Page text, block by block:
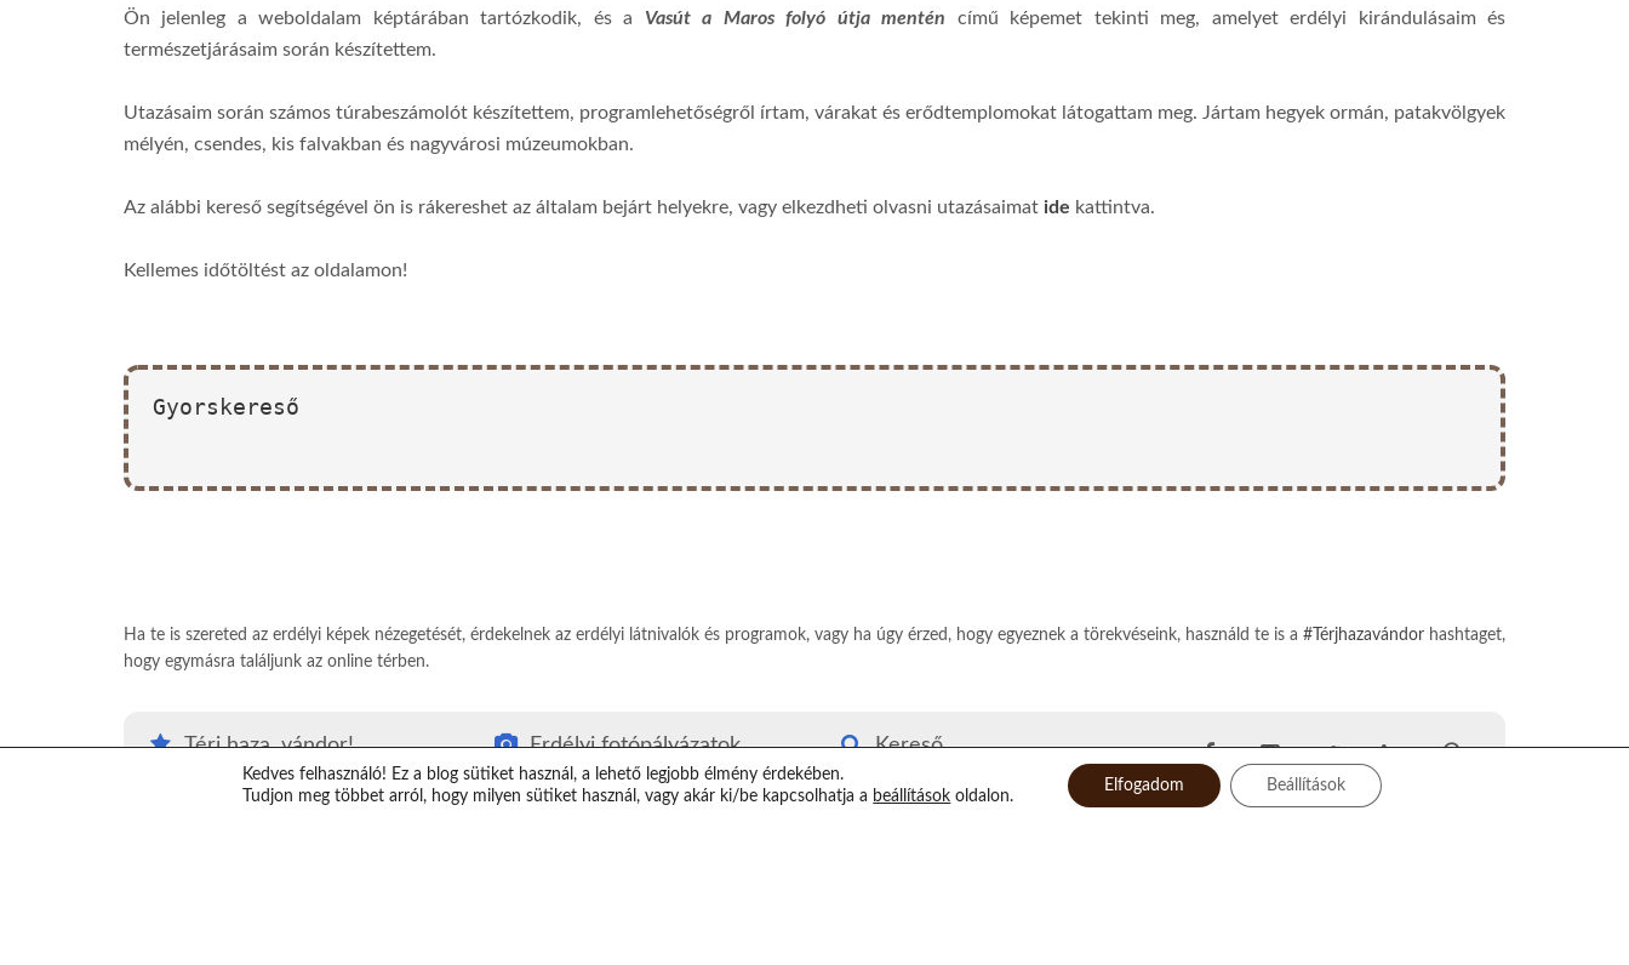
Ön jelenleg a weboldalam képtárában tartózkodik, és a Vasút a Maros folyó útja mentén című képemet tekinti meg, amelyet erdélyi kirándulásaim és
természetjárásaim során készítettem.
Utazásaim során számos túrabeszámolót készítettem, programlehetőségről írtam, várakat és erődtemplomokat látogattam meg. Jártam hegyek ormán, patakvölgyek
mélyén, csendes, kis falvakban és nagyvárosi múzeumokban.
Az alábbi kereső segítségével ön is rákereshet az általam bejárt helyekre, vagy elkezdheti olvasni utazásaimat ide kattintva.
Kellemes időtöltést az oldalamon!
Gyorskereső
Ha te is szereted az erdélyi képek nézegetését, érdekelnek az erdélyi látnivalók és programok, vagy ha úgy érzed, hogy egyeznek a törekvéseink, használd te is a #Térjhazavándor hashtaget,
hogy egymásra találjunk az online térben.
Térj haza, vándor!
#Térjhazavándor
Erdélyi fotópályázatok
Erdély kvízjáték
Kereső
Rólam
FacebookInstagramTwitterLinkedIn
Kedves felhasználó! Ez a blog sütiket használ, a lehető legjobb élmény érdekében.
Tudjon meg többet arról, hogy milyen sütiket használ, vagy akár ki/be kapcsolhatja a beállítások oldalon.
Elfogadom Beállítások